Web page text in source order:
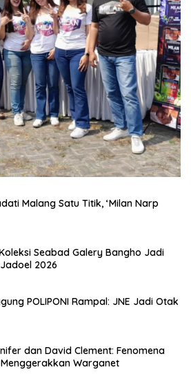
Malang Satu Titik, ‘Milan Narp
Seabad Galery Bangho Jadi
2026
POLIPONI Rampal: JNE Jadi Otak
dan David Clement: Fenomena
Warganet